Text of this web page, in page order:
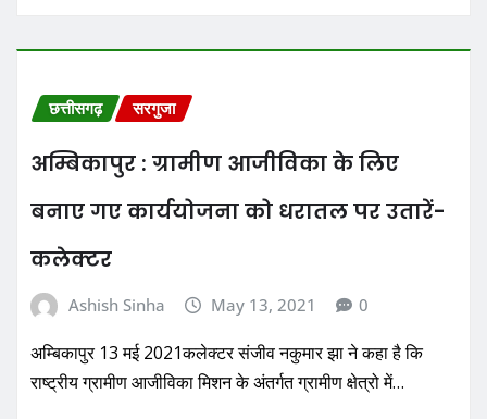
छत्तीसगढ़ सरगुजा
अम्बिकापुर : ग्रामीण आजीविका के लिए
बनाए गए कार्ययोजना को धरातल पर उतारें-
कलेक्टर
Ashish Sinha May 13, 2021 0
अम्बिकापुर 13 मई 2021कलेक्टर संजीव नकुमार झा ने कहा है कि
राष्ट्रीय ग्रामीण आजीविका मिशन के अंतर्गत ग्रामीण क्षेत्रो में…